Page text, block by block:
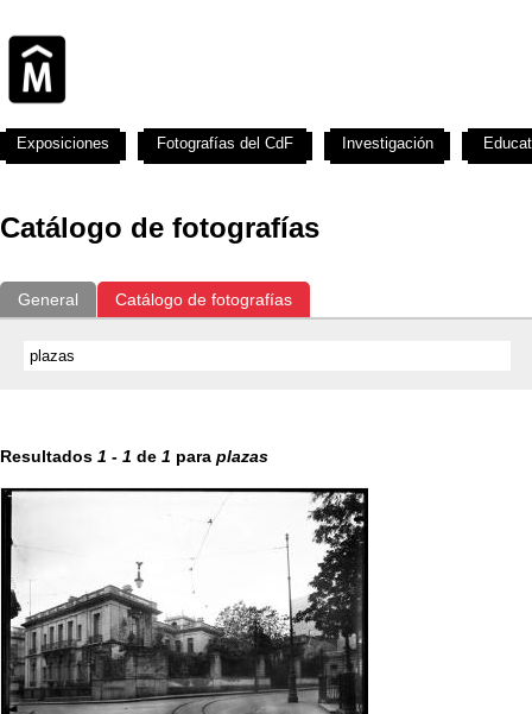
Catálogo de fotografías
General Catálogo de fotografías
Resultados 1 - 1 de 1 para plazas
Exposiciones Fotografías del CdF Investigación